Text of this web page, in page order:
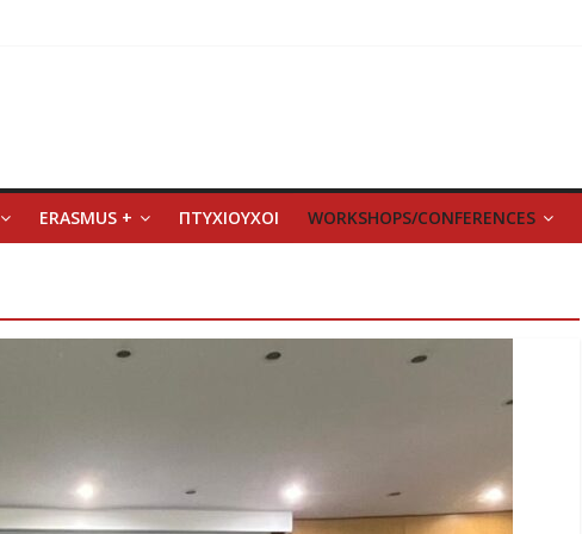
ERASMUS + ΠΤΥΧΙΟΥΧΟΙ WORKSHOPS/CONFERENCES